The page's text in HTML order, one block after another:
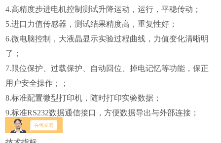
4.高精度步进电机控制测试升降运动，运行，平稳传动；
5.进口力值传感器，测试结果精度高，重复性好；
6.微电脑控制，大液晶显示实验过程曲线，力值变化清晰明
了；
7.限位保护、过载保护、自动回位、掉电记忆等功能，保正
用户安全操作；；
8.标准配置微型打印机，随时打印实验数据；
9.标准RS232数据通信接口，方便数据导出与外部连接；